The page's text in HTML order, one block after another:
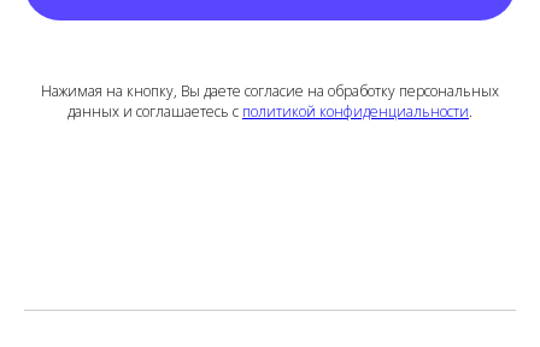
Нажимая на кнопку, Вы даете согласие на обработку персональных
данных и соглашаетесь с политикой конфиденциальности.